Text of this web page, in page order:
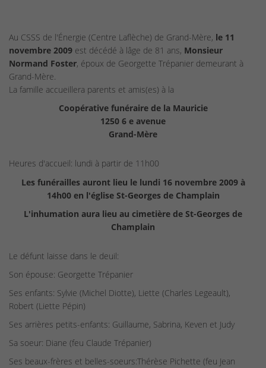
Au CSSS de l'Énergie (Centre Laflèche) de Grand-Mère, le 11
novembre 2009 est décédé à lâge de 81 ans, Monsieur
Normand Foster, époux de Georgette Trépanier demeurant à
Grand-Mère.
La famille accueillera parents et amis(es) à la
Coopérative funéraire de la Mauricie
1250 6 e avenue
Grand-Mère
Heures d'accueil: lundi à partir de 11h00
Les funérailles auront lieu le lundi 16 novembre 2009 à
14h00 en l'église St-Georges de Champlain
L'inhumation aura lieu au cimetière de St-Georges de
Champlain
Le défunt laisse dans le deuil:
Son épouse: Georgette Trépanier
Ses enfants: Sylvie (Michel Diotte), Liette (Charles Legeault),
Robert (Liette Pépin)
Ses arrières petits-enfants: Guillaume, Sabrina, Keven et Judy
Sa soeur: Diane (feu Claude Trépanier)
Ses beaux-frères et belles-soeurs:Thérèse Pichette (feu Jean